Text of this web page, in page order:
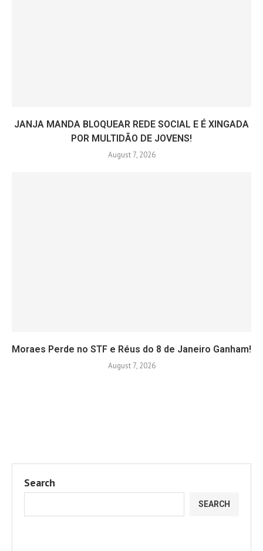
JANJA MANDA BLOQUEAR REDE SOCIAL E É XINGADA
POR MULTIDÃO DE JOVENS!
August 7, 2026
Moraes Perde no STF e Réus do 8 de Janeiro Ganham!
August 7, 2026
Search
SEARCH